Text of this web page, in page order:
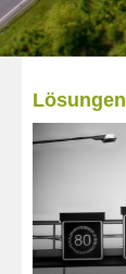
Lösungen